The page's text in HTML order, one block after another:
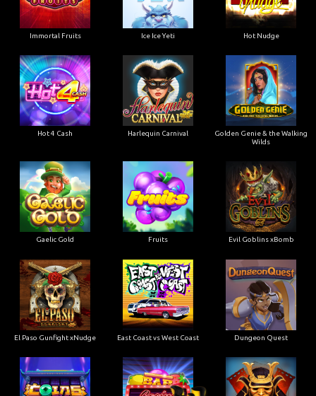
Immortal Fruits Ice Ice Yeti Hot Nudge
Hot 4 Cash Harlequin Carnival
Golden Genie & the Walking
Wilds
Gaelic Gold Fruits Evil Goblins xBomb
El Paso Gunfight xNudge East Coast vs West Coast Dungeon Quest